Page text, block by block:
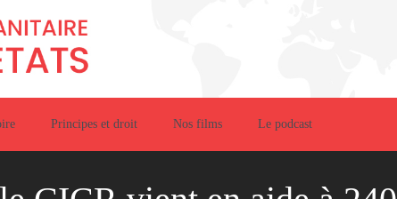
Principes et droit Nos films Le podcast